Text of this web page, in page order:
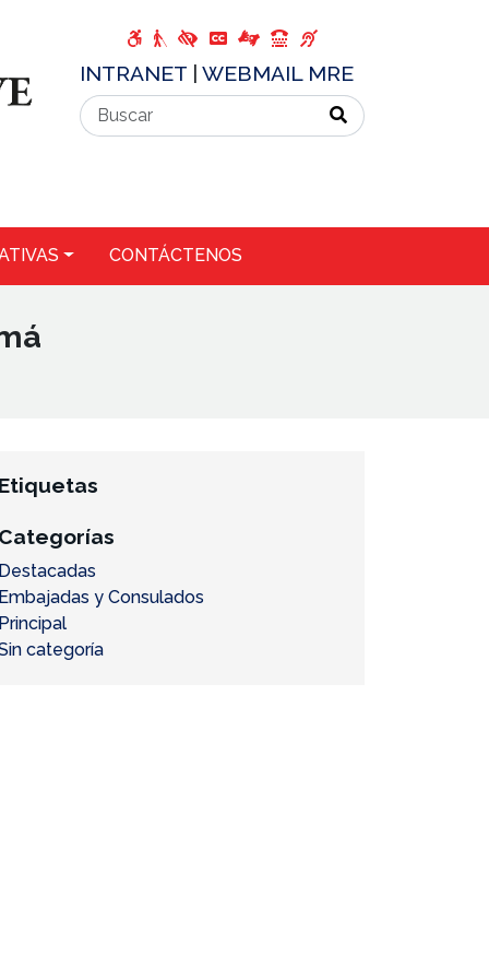
INTRANET WEBMAIL MRE
CONTÁCTENOS
Etiquetas
Categorías
Destacadas
Embajadas y Consulados
Principal
categoría